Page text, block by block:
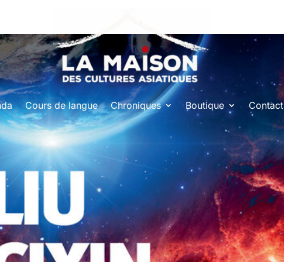
Cours de langue Chroniques Boutique Contact